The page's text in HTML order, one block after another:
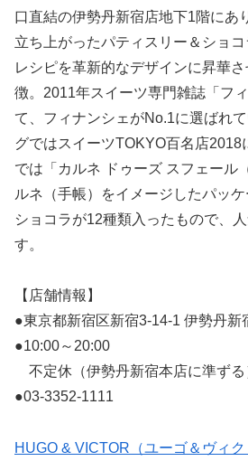
口直結の伊勢丹新宿店地下1階にあ
立ち上がったパティスリー＆ショ
レシピを革新的なデザインに昇華
徴。2011年スイーツ専門雑誌「フ
て、フィナンシェがNo.1に選ばれ
グではスイーツTOKYO百名店2018
では「カルネ ドゥーズ スフェール
ルネ（手帳）をイメージしたパッ
ショコラが12種類入ったもので、
す。
【店舗情報】
●東京都新宿区新宿3-14-1 伊勢丹新
●10:00～20:00
不定休（伊勢丹新宿本店に準ずる
●03-3352-1111
HUGO & VICTOR（ユーゴ＆ヴィ